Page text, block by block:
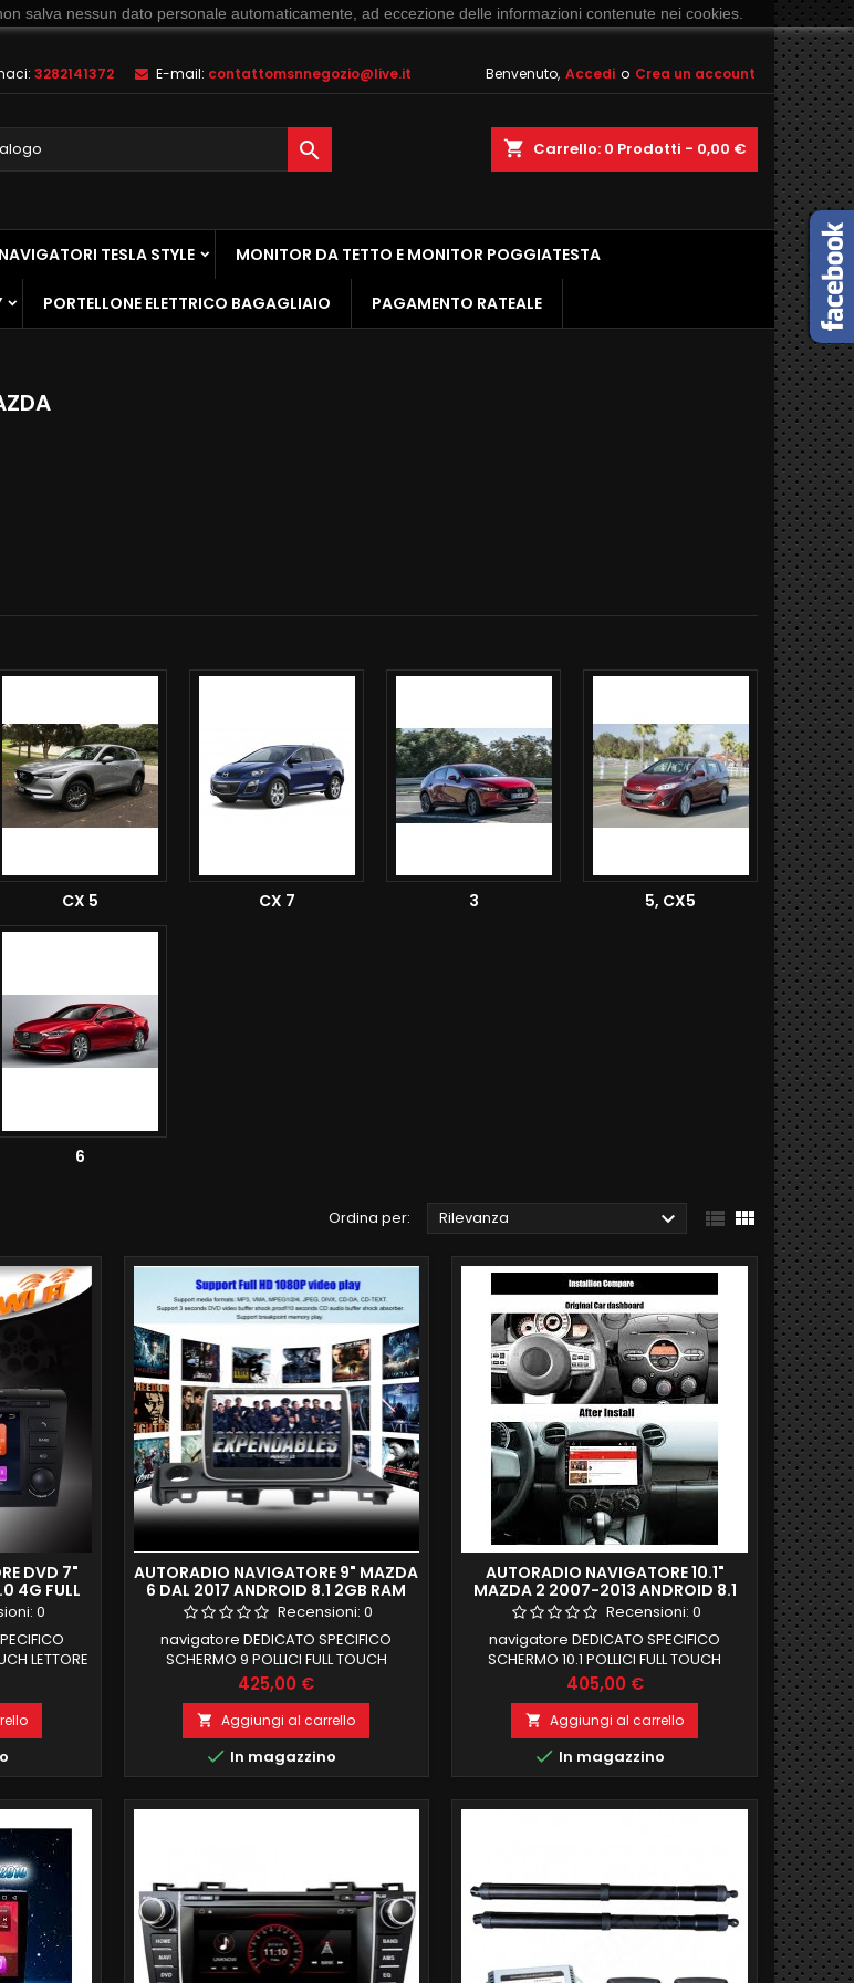
3282141372 E-mail: contattomsnnegozio@live.it Benvenuto, Accedi o Crea un account
shopping_cart Carrello: 0 Prodotti - 0,00 €

NAVIGATORI TESLA STYLE MONITOR DA TETTO E MONITOR POGGIATESTA
PORTELLONE ELETTRICO BAGAGLIAIO PAGAMENTO RATEALE
CX 5 CX 7 3 5, CX5
6
Ordina per: Rilevanza   
DVD 7"
4G FULL
0
LETTORE
2009(
E INFO
ROM
aux
AUTORADIO NAVIGATORE 9" MAZDA
6 DAL 2017 ANDROID 8.1 2GB RAM
FULL HD DAB
Recensioni:0
navigatore DEDICATO SPECIFICO
SCHERMO 9 POLLICI FULL TOUCH
MAZDA 6 DAL 2017 MANTENIMENTO
COMANDI AL VOLANTE 2 GB RAM 32 GB
ROM ANDROID 8,1 FUNZIONE MIRRORLINK
COMPATIBILE MODULO DAB+WIFI
INTEGRATO BLUETOOTH INTEGRATO
ingresso camera e aux
Prezzo
425,00 €
 Aggiungi al carrello
 In magazzino
AUTORADIO NAVIGATORE 10.1"
MAZDA 2 2007-2013 ANDROID 8.1
2GB RAM FULL HD DAB
Recensioni:0
navigatore DEDICATO SPECIFICO
SCHERMO 10.1 POLLICI FULL TOUCH
MAZDA 2 2007-13 COMPATIBILE CON
IMPIANTO BOSE DI SERIE MANTENIMENTO
COMANDI AL VOLANTE 2 GB RAM 32 GB
ROM ANDROID 8,1 FUNZIONE MIRRORLINK
COMPATIBILE MODULO DAB+WIFI
INTEGRATO BLUETOOTH INTEGRATO
ingresso camera e aux
Prezzo
405,00 €
 Aggiungi al carrello
 In magazzino
salva nessun dato personale automaticamente, ad eccezione delle informazioni contenute nei cookies.